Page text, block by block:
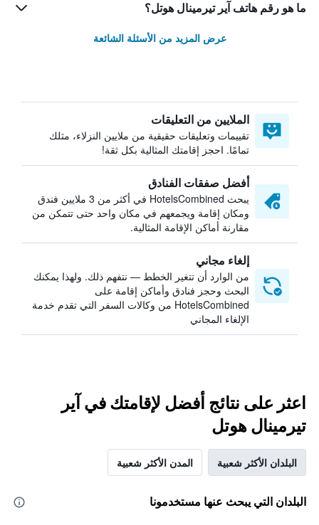
ما هو رقم هاتف آير تيرمينال هوتل؟
عرض المزيد من الأسئلة الشائعة
الملايين من التعليقات
تقييمات وتعليقات حقيقية من ملايين النزلاء، مثلك
تمامًا. احجز إقامتك المثالية بكل ثقة!
أفضل صفقات الفنادق
يبحث HotelsCombined في أكثر من 3 ملايين فندق
ومكان إقامة ويجمعهم في مكان واحد حتى تتمكن من
مقارنة أماكن الإقامة المثالية.
إلغاء مجاني
من الوارد أن تتغير الخطط — نتفهم ذلك. ولهذا يمكنك
البحث وحجز فنادق وأماكن إقامة على
HotelsCombined من وكالات السفر التي تقدم خدمة
الإلغاء المجاني
اعثر على نتائج أفضل لإقامتك في آير
تيرمينال هوتل
البلدان الأكثر شعبية المدن الأكثر شعبية
البلدان التي يبحث عنها مستخدمونا